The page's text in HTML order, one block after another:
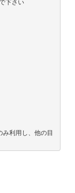
下さい
利用し、他の目